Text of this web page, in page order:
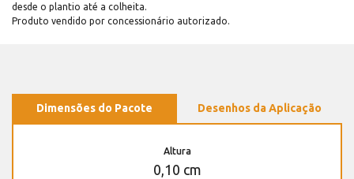
desde o plantio até a colheita.
Produto vendido por concessionário autorizado.
Dimensões do Pacote Desenhos da Aplicação
Altura
0,10 cm